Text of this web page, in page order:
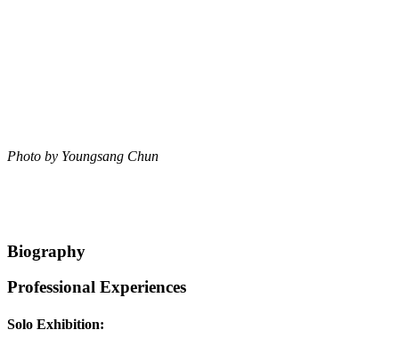
Photo by Youngsang Chun
Biography
Professional Experiences
Solo Exhibition: